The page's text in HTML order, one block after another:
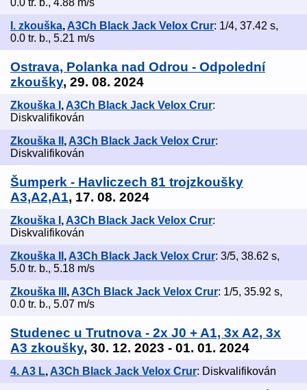
0.0 tr. b., 4.88 m/s
I. zkouška, A3Ch Black Jack Velox Crur: 1/4, 37.42 s,
0.0 tr. b., 5.21 m/s
Ostrava, Polanka nad Odrou - Odpolední
zkoušky, 29. 08. 2024
Zkouška I ,A3Ch Black Jack Velox Crur:
Diskvalifikován
Zkouška II , A3Ch Black Jack Velox Crur:
Diskvalifikován
Šumperk - Havliczech 81 trojzkoušky
A3,A2,A1, 17. 08. 2024
Zkouška I ,A3Ch Black Jack Velox Crur:
Diskvalifikován
Zkouška II , A3Ch Black Jack Velox Crur: 3/5, 38.62 s,
5.0 tr. b., 5.18 m/s
Zkouška III ,A3Ch Black Jack Velox Crur: 1/5, 35.92 s,
0.0 tr. b., 5.07 m/s
Studenec u Trutnova - 2x J0 + A1, 3x A2, 3x
A3 zkoušky, 30. 12. 2023 - 01. 01. 2024
4. A3 L, A3Ch Black Jack Velox Crur: Diskvalifikován